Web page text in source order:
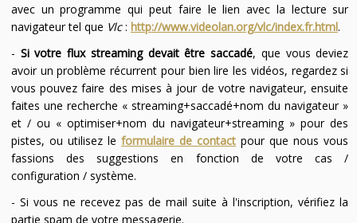
avec un programme qui peut faire le lien avec la lecture sur
navigateur tel que Vlc: http://www.videolan.org/vlc/index.fr.html.
- Si votre flux streaming devait être saccadé, que vous deviez
avoir un problème récurrent pour bien lire les vidéos, regardez si
vous pouvez faire des mises à jour de votre navigateur, ensuite
faites une recherche « streaming+saccadé+nom du navigateur »
et / ou « optimiser+nom du navigateur+streaming » pour des
pistes, ou utilisez leformulaire de contact pour que nous vous
fassions des suggestions en fonction de votre cas /
configuration / système.
- Si vous ne recevez pas de mail suite à l'inscription, vérifiez la
partie spam de votre messagerie.